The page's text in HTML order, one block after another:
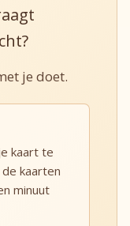
je doet.
kaart te
kaarten
minuut